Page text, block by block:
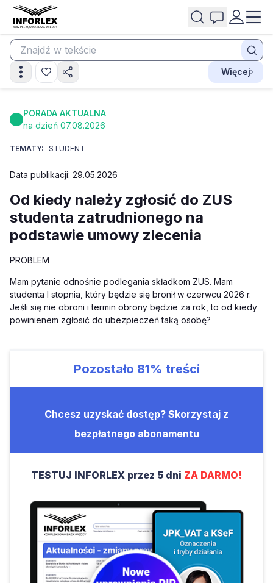
Więcej
PORADA AKTUALNA
na dzień 07.08.2026
TEMATY: STUDENT
Data publikacji: 29.05.2026
Od kiedy należy zgłosić do ZUS
studenta zatrudnionego na
podstawie umowy zlecenia
PROBLEM
Mam pytanie odnośnie podlegania składkom ZUS. Mam
studenta I stopnia, który będzie się bronił w czerwcu 2026 r.
Jeśli się nie obroni i termin obrony będzie za rok, to od kiedy
powinienem zgłosić do ubezpieczeń taką osobę?
Pozostało 81% treści
Chcesz uzyskać dostęp? Skorzystaj z
bezpłatnego abonamentu
TESTUJ INFORLEX przez 5 dni ZA DARMO!